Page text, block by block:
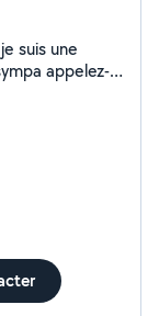
suis une
appelez-